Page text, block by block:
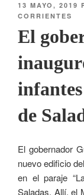
13 MAYO, 2019
CORRIENTES
El
de
El gobernador
nuevo edificio
en el paraje
Saladas. Allí, el